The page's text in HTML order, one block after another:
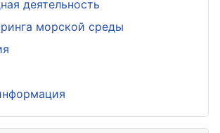
деятельность
морской среды